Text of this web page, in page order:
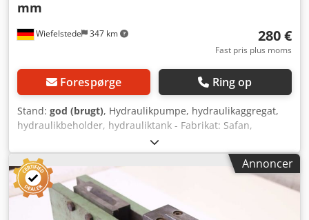
Wiefelstede 347 km
mm
280 €
Fast pris plus moms
Forespørge Ring op
Stand: god (brugt), Hydraulikpumpe, hydraulikaggregat,
hydraulikbeholder, hydrauliktank - Fabrikat: Safan,
hydrauliktank fra kantpresse type UC 110-3100 -
Niveaumåler: Synsglas - Samlede dimensioner:
1950/540/H485 mm Cjdpfxsrgtd Uj Abterf - Vægt: 69 kgAnnoncer